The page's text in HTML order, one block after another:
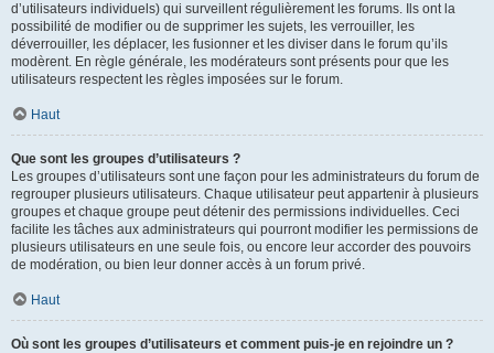
d’utilisateurs individuels) qui surveillent régulièrement les forums. Ils ont la
possibilité de modifier ou de supprimer les sujets, les verrouiller, les
déverrouiller, les déplacer, les fusionner et les diviser dans le forum qu’ils
modèrent. En règle générale, les modérateurs sont présents pour que les
utilisateurs respectent les règles imposées sur le forum.
Haut
Que sont les groupes d’utilisateurs ?
Les groupes d’utilisateurs sont une façon pour les administrateurs du forum de
regrouper plusieurs utilisateurs. Chaque utilisateur peut appartenir à plusieurs
groupes et chaque groupe peut détenir des permissions individuelles. Ceci
facilite les tâches aux administrateurs qui pourront modifier les permissions de
plusieurs utilisateurs en une seule fois, ou encore leur accorder des pouvoirs
de modération, ou bien leur donner accès à un forum privé.
Haut
Où sont les groupes d’utilisateurs et comment puis-je en rejoindre un ?